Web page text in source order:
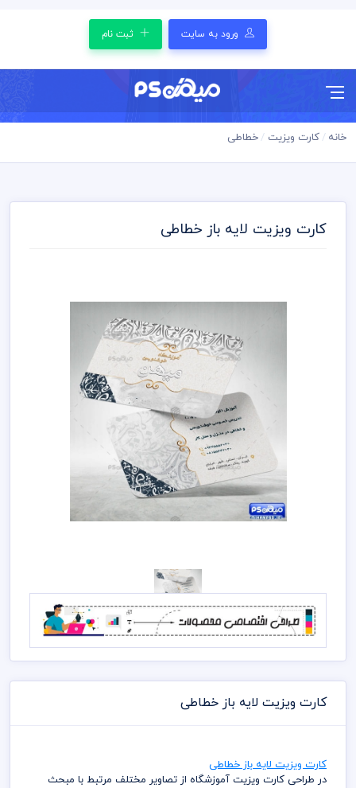
ورود به سایت ثبت نام
خانه کارت ویزیت خطاطی
کارت ویزیت لایه باز خطاطی
کارت ویزیت لایه باز خطاطی
کارت ویزیت لایه باز خطاطی
در طراحی کارت ویزیت آموزشگاه از تصاویر مختلف مرتبط با مبحث